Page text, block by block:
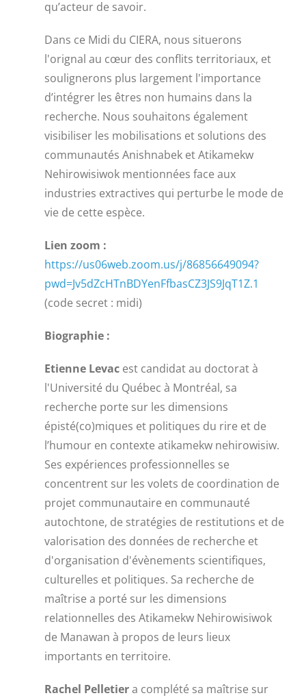
qu’acteur de savoir.
Dans ce Midi du CIERA, nous situerons
l'orignal au cœur des conflits territoriaux, et
soulignerons plus largement l'importance
d’intégrer les êtres non humains dans la
recherche. Nous souhaitons également
visibiliser les mobilisations et solutions des
communautés Anishnabek et Atikamekw
Nehirowisiwok mentionnées face aux
industries extractives qui perturbe le mode de
vie de cette espèce.
Lien zoom :
https://us06web.zoom.us/j/86856649094?
pwd=Jv5dZcHTnBDYenFfbasCZ3JS9JqT1Z.1
(code secret : midi)
Biographie :
Etienne Levac est candidat au doctorat à
l'Université du Québec à Montréal, sa
recherche porte sur les dimensions
épisté(co)miques et politiques du rire et de
l’humour en contexte atikamekw nehirowisiw.
Ses expériences professionnelles se
concentrent sur les volets de coordination de
projet communautaire en communauté
autochtone, de stratégies de restitutions et de
valorisation des données de recherche et
d'organisation d'évènements scientifiques,
culturelles et politiques. Sa recherche de
maîtrise a porté sur les dimensions
relationnelles des Atikamekw Nehirowisiwok
de Manawan à propos de leurs lieux
importants en territoire.
Rachel Pelletiera complété sa maîtrise sur